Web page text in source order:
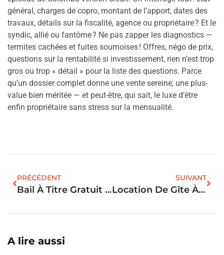
général, charges de copro, montant de l’apport, dates des
travaux, détails sur la fiscalité, agence ou propriétaire ? Et le
syndic, allié ou fantôme ? Ne pas zapper les diagnostics —
termites cachées et fuites sournoises ! Offres, négo de prix,
questions sur la rentabilité si investissement, rien n’est trop
gros ou trop « détail » pour la liste des questions. Parce
qu’un dossier complet donne une vente sereine, une plus-
value bien méritée — et peut-être, qui sait, le luxe d’être
enfin propriétaire sans stress sur la mensualité.
PRÉCÉDENT
Bail À Titre Gratuit : Les Règles Incontournables Pour Un Logement Sans Risque
SUIVANT
Location De Gîte À L’année : Quelles Conditions Respecter En 2024 ?
A lire aussi